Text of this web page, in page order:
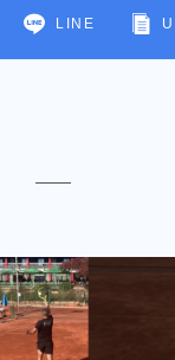
LINE